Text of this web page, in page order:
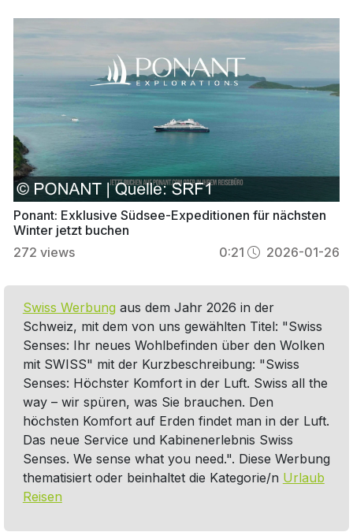
Ponant: Exklusive Südsee-Expeditionen für nächsten
Winter jetzt buchen
272 views 0:21 2026-01-26
Swiss Werbung aus dem Jahr 2026 in der
Schweiz, mit dem von uns gewählten Titel: "Swiss
Senses: Ihr neues Wohlbefinden über den Wolken
mit SWISS" mit der Kurzbeschreibung: "Swiss
Senses: Höchster Komfort in der Luft. Swiss all the
way – wir spüren, was Sie brauchen. Den
höchsten Komfort auf Erden findet man in der Luft.
Das neue Service und Kabinenerlebnis Swiss
Senses. We sense what you need.". Diese Werbung
thematisiert oder beinhaltet die Kategorie/n Urlaub
Reisen